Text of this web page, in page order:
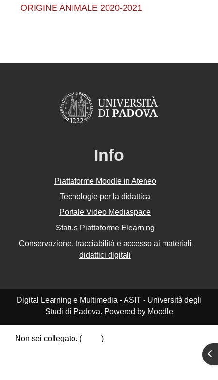
ORIGINE ANIMALE 2020-2021
Info
Piattaforme Moodle in Ateneo
Tecnologie per la didattica
Portale Video Mediaspace
Status Piattaforme Elearning
Conservazione, tracciabilità e accesso ai materiali
didattici digitali
Digital Learning e Multimedia - ASIT - Università degli
Studi di Padova. Powered by Moodle
Non sei collegato. (
)